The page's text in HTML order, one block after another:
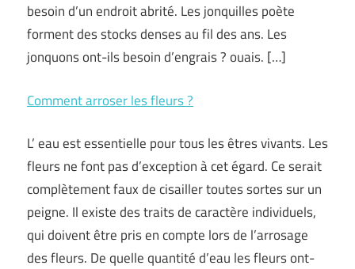
besoin d’un endroit abrité. Les jonquilles poète
forment des stocks denses au fil des ans. Les
jonquons ont-ils besoin d’engrais ? ouais. […]
Comment arroser les fleurs ?
L’ eau est essentielle pour tous les êtres vivants. Les
fleurs ne font pas d’exception à cet égard. Ce serait
complètement faux de cisailler toutes sortes sur un
peigne. Il existe des traits de caractère individuels,
qui doivent être pris en compte lors de l’arrosage
des fleurs. De quelle quantité d’eau les fleurs ont-